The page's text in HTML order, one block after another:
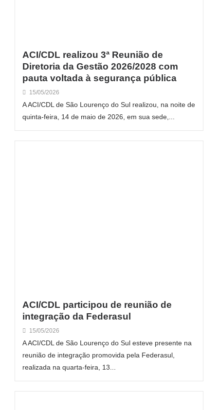
ACI/CDL realizou 3ª Reunião de
Diretoria da Gestão 2026/2028 com
pauta voltada à segurança pública
15/05/2026
A ACI/CDL de São Lourenço do Sul realizou, na noite de
quinta-feira, 14 de maio de 2026, em sua sede,...
ACI/CDL participou de reunião de
integração da Federasul
15/05/2026
A ACI/CDL de São Lourenço do Sul esteve presente na
reunião de integração promovida pela Federasul,
realizada na quarta-feira, 13...